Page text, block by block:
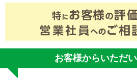
お客様からいただ